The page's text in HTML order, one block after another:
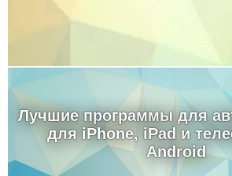
Лучшие программы для
для iPhone, iPad и
Android